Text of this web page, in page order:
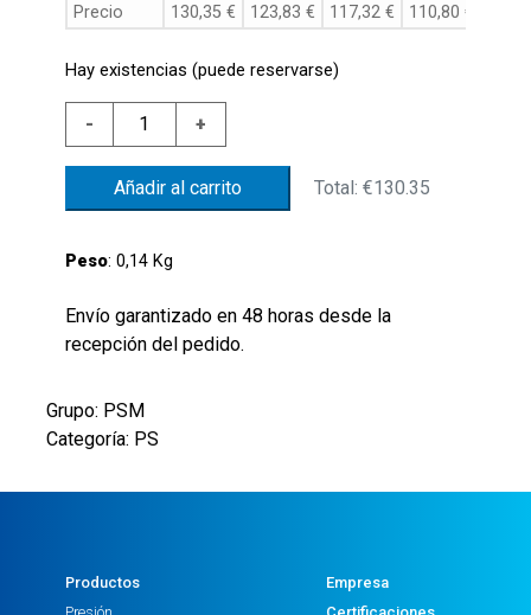
Precio
130,35 € 123,83 € 117,32 € 110,80 €
Hay existencias (puede reservarse)
-
PRES.
AISI316
10/50
BAR
MEMB.
-
CONEX.
CILÌNDRICO
-
+
Añadir al carrito Total:€130.35
Peso: 0,14 Kg
Envío garantizado en 48 horas desde la
recepción del pedido.
Grupo: PSM
Categoría: PS
Productos
Empresa